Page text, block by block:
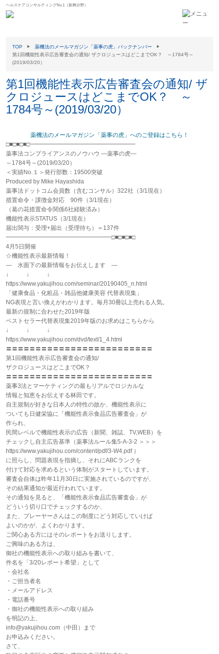
ヘルスケアコンサルティングNo.1（新興分野）
TOP
薬機法のメールマガジン「薬事の虎」バックナンバー
第1回機能性表示広告審査会の通知/ ザクロジュースはどこまでOK？ ～1784号～
(2019/03/20）
第1回機能性表示広告審査会の通知/ ザ
クロジュースはどこまでOK？ ～
1784号～(2019/03/20）
薬機法のメールマガジン「薬事の虎」へのご登録はこちら！
□■□■□■□━━━━━━━━━━━━━━━━━━
薬事法コンプライアンスのノウハウ ―薬事の虎―
～1784号～(2019/03/20）
＜実績No.１＞発行部数：19500突破
Produced by Mike Hayashida
薬事法ドットコム会員数（含むコンサル）322社（3/1現在）
措置命令・課徴金対応 90件（3/1現在）
（葛の花措置命令関係6社経験済み）
機能性表示STATUS（3/1現在）
届出関与：受理+届出（受理待ち）＝137件
━━━━━━━━━━━━━━━━━━□■□■□■□
4月5日開催
☆機能性表示最新情報！
― 水面下の最新情報をお伝えします ―
↓ ↓ ↓
https://www.yakujihou.com/seminar/20190405_n.html
「健康食品・化粧品・雑品他健康美容 代替表現集」
NG表現と言い換えがわかります。毎月30冊以上売れる人気。
最新の規制に合わせた2019年版
ベストセラー代替表現集2019年版のお求めはこちらから
↓ ↓ ↓
https://www.yakujihou.com/dvd/text/1_4.html
〓〓〓〓〓〓〓〓〓〓〓〓〓〓〓〓〓〓〓〓〓〓〓〓〓
第1回機能性表示広告審査会の通知/
ザクロジュースはどこまでOK？
〓〓〓〓〓〓〓〓〓〓〓〓〓〓〓〓〓〓〓〓〓〓〓〓〓
薬事3法とマーケティングの最もリアルでロジカルな
情報と知恵をお伝えする林田です。
自主規制が好きな日本人の特性の故か、機能性表示に
ついても日健栄協に「機能性表示食品広告審査会」が
作られ、
民間レベルで機能性表示の広告（新聞、雑誌、TV,WEB）を
チェックし自主広告基準（薬事法ルール集5-A-3-2 ＞＞＞
https://www.yakujihou.com/content/pdf/3-W4.pdf ）
に照らし、問題表現を指摘し、それにABCランクを
付けて対応を求めるという体制がスタートしています。
審査会自体は昨年11月30日に実施されているのですが、
その結果通知が最近行われています。
その通知を見ると、「機能性表示食品広告審査会」が
どういう切り口でチェックするのか、
また、プレーヤーさんはこの制度にどう対応していけば
よいのかが、よくわかります。
ご関心ある方にはそのレポートをお送りします。
ご興味のある方は、
御社の機能性表示への取り組みを書いて、
件名を「3/20レポート希望」として
・会社名
・ご担当者名
・メールアドレス
・電話番号
・御社の機能性表示への取り組み
を明記の上、
info@yakujihou.com（中田）まで
お申込みください。
さて、